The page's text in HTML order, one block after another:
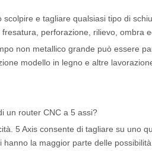
e tagliare qualsiasi tipo di
perforazione, rilievo, ombra
non metallico grande può essere
modello in legno e altre
un router CNC a 5 assi?
5 Axis consente di tagliare su uno
hanno la maggior parte delle